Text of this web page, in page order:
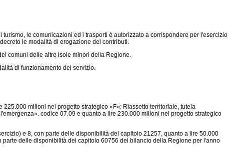
le comunicazioni ed i trasporti è autorizzato a corrispondere per l'esercizio
le modalità di erogazione dei contributi.
comuni delle altre isole minori della Regione.
di funzionamento del servizio.
milioni nel progetto strategico «F»: Riassetto territoriale, tutela
codice 07.09 e quanto a lire 230.000 milioni nel progetto strategico
e 8, con parte delle disponibilità del capitolo 21257, quanto a lire 50.000
delle disponibilità del capitolo 60756 del bilancio della Regione per l'anno